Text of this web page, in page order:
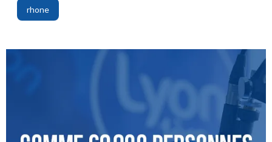
rhone